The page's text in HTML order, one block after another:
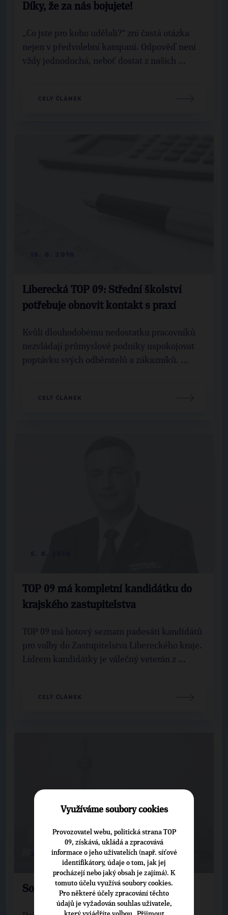
Díky, že za nás bojujete!
„Co jste pro koho udělali?“ zní častá otázka
nejen v předvolební kampani. Odpověď není
vždy jednoduchá, neboť dostat z našich ...
CELÝ ČLÁNEK
Liberecká TOP 09: Střední školství
potřebuje obnovit kontakt s praxí
Kvůli dlouhodobému nedostatku pracovníků
nezvládají průmyslové podniky uspokojovat
poptávku svých odběratelů a zákazníků. ...
CELÝ ČLÁNEK
TOP 09 má kompletní kandidátku do
krajského zastupitelstva
TOP 09 má hotový seznam padesáti kandidátů
pro volby do Zastupitelstva Libereckého kraje.
Lídrem kandidátky je válečný veterán z ...
CELÝ ČLÁNEK
29. 3. 2016
Socialismus s lidskou tváří
Využíváme soubory cookies
Provozovatel webu, politická strana TOP
09, získává, ukládá a zpracovává
informace o jeho uživatelích (např. síťové
identifikátory, údaje o tom, jak jej
procházejí nebo jaký obsah je zajímá). K
tomuto účelu využívá soubory cookies.
Pro některé účely zpracování těchto
údajů je vyžadován souhlas uživatele,